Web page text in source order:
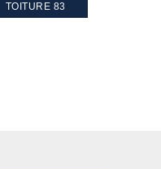
TOITURE 83